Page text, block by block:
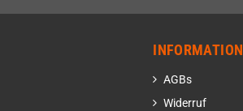
INFORMATION
AGBs
Widerruf